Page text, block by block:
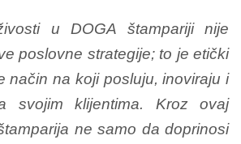
u DOGA štampariji nije
poslovne strategije; to je etički
način na koji posluju, inoviraju i
svojim klijentima. Kroz ovaj
ne samo da doprinosi